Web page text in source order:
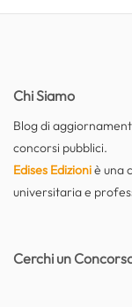
Chi Siamo
Blog di
concorsi pubblici.
Edises Edizioniè una
universitaria e
Cerchi un